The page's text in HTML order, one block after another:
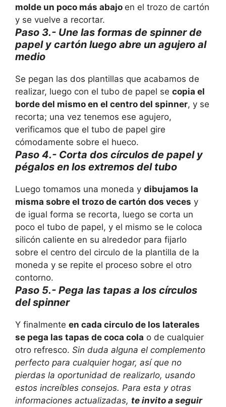
molde un poco más abajo en el trozo de cartón
y se vuelve a recortar.
Paso 3.- Une las formas de spinner de
papel y cartón luego abre un agujero al
medio
Se pegan las dos plantillas que acabamos de
realizar, luego con el tubo de papel se copia el
borde del mismo en el centro del spinner, y se
recorta; una vez tenemos ese agujero,
verificamos que el tubo de papel gire
cómodamente sobre el hueco.
Paso 4.- Corta dos círculos de papel y
pégalos en los extremos del tubo
Luego tomamos una moneda y dibujamos la
misma sobre el trozo de cartón dos veces y
de igual forma se recorta, luego se corta un
poco el tubo de papel, y el mismo se le coloca
silicón caliente en su alrededor para fijarlo
sobre el centro del circulo de la plantilla de la
moneda y se repite el proceso sobre el otro
contorno.
Paso 5.- Pega las tapas a los círculos
del spinner
Y finalmente en cada circulo de los laterales
se pega las tapas de coca cola o de cualquier
otro refresco. Sin duda alguna el complemento
perfecto para cualquier hogar, así que no
pierdas la oportunidad de realizarlo, usando
estos increíbles consejos. Para esta y otras
informaciones actualizadas, te invito a seguir